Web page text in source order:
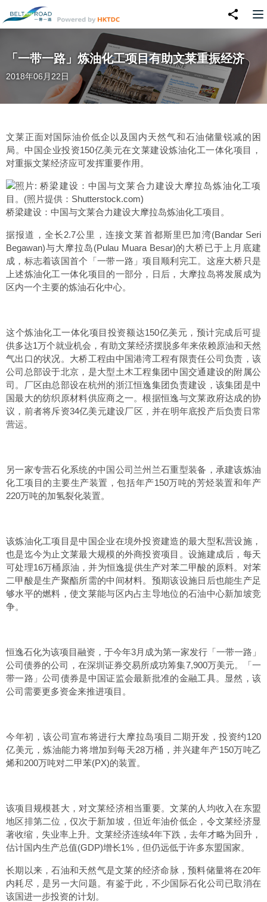
「一带一路」炼油化工项目有助文莱重振经济
2018年06月22日
文莱正面对国际油价低企以及国内天然气和石油储量锐减的困
局。中国企业投资150亿美元在文莱建设炼油化工一体化项目，
对重振文莱经济应可发挥重要作用。
桥梁建设：中国与文莱合力建设大摩拉岛炼油化工项目。
据报道，全长2.7公里，连接文莱首都斯里巴加湾(Bandar Seri
Begawan)与大摩拉岛(Pulau Muara Besar)的大桥已于上月底建
成，标志着该国首个「一带一路」项目顺利完工。这座大桥只是
上述炼油化工一体化项目的一部分，日后，大摩拉岛将发展成为
区内一个主要的炼油石化中心。
这个炼油化工一体化项目投资额达150亿美元，预计完成后可提
供多达1万个就业机会，有助文莱经济摆脱多年来依赖原油和天然
气出口的状况。大桥工程由中国港湾工程有限责任公司负责，该
公司总部设于北京，是大型土木工程集团中国交通建设的附属公
司。厂区由总部设在杭州的浙江恒逸集团负责建设，该集团是中
国最大的纺织原材料供应商之一。根据恒逸与文莱政府达成的协
议，前者将斥资34亿美元建设厂区，并在明年底投产后负责日常
营运。
另一家专营石化系统的中国公司兰州兰石重型装备，承建该炼油
化工项目的主要生产装置，包括年产150万吨的芳烃装置和年产
220万吨的加氢裂化装置。
该炼油化工项目是中国企业在境外投资建造的最大型私营设施，
也是迄今为止文莱最大规模的外商投资项目。设施建成后，每天
可处理16万桶原油，并为恒逸提供生产对苯二甲酸的原料。对苯
二甲酸是生产聚酯所需的中间材料。预期该设施日后也能生产足
够水平的燃料，使文莱能与区内占主导地位的石油中心新加坡竞
争。
恒逸石化为该项目融资，于今年3月成为第一家发行「一带一路」
公司债券的公司，在深圳证券交易所成功筹集7,900万美元。「一
带一路」公司债券是中国证监会最新批准的金融工具。显然，该
公司需要更多资金来推进项目。
今年初，该公司宣布将进行大摩拉岛项目二期开发，投资约120
亿美元，炼油能力将增加到每天28万桶，并兴建年产150万吨乙
烯和200万吨对二甲苯(PX)的装置。
该项目规模甚大，对文莱经济相当重要。文莱的人均收入在东盟
地区排第二位，仅次于新加坡，但近年油价低企，令文莱经济显
著收缩，失业率上升。文莱经济连续4年下跌，去年才略为回升，
估计国内生产总值(GDP)增长1%，但仍远低于许多东盟国家。
长期以来，石油和天然气是文莱的经济命脉，预料储量将在20年
内耗尽，是另一大问题。有鉴于此，不少国际石化公司已取消在
该国进一步投资的计划。